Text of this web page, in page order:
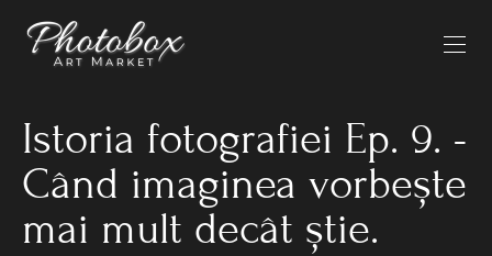
Istoria fotografiei Ep. 9. -
Când imaginea vorbește
mai mult decât știe.